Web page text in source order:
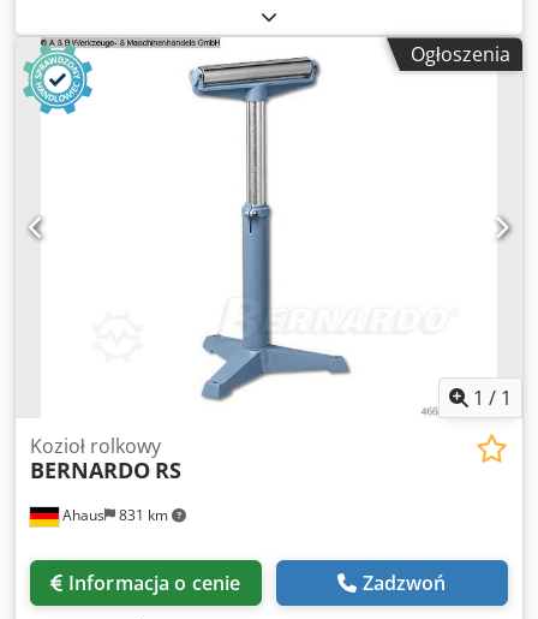
awaryjne i ewakuacyjne, oświetlenie awaryjne, drogi
ewakuacyjne, oświetlenie awaryjne. Dkjdpezmubyjfx Akqer
- Producent: Ceag, Cooper Safety – diodowe światło
wskazujące drogę ewakuacyjną z 3 piktogramami,
nieużywane, w oryginalnym opakowaniu. - Typ: SV EURO 1-
3/D - Napięcie zasilania: 230 V - Wymiary kartonu:
360/220/H110 mm - Waga: 1,8 kg
Ogłoszenia
1 / 1
Ahaus 831 km
Kozioł rolkowy
BERNARDO RS
Informacja o cenie Zadzwoń